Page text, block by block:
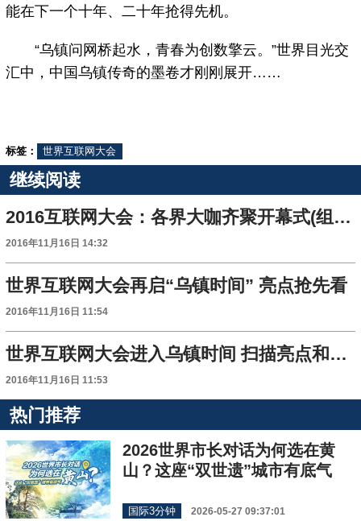
能在下一个十年、二十年抢得先机。
“乌镇问网桥起水，青春为创数擎云。”世界目光交
汇中，中国乌镇传奇的墨卷才刚刚展开……
标签： 世界互联网大会
继续阅读
2016互联网大会：各界大咖齐聚开幕式(组图)
2016年11月16日 14:32
世界互联网大会再启“乌镇时间” 亮点抢先看
2016年11月16日 11:54
世界互联网大会进入乌镇时间 扫描亮点和看点
2016年11月16日 11:53
热门推荐
2026世界市长对话为何选在黄
山？这座“双世遗”城市有底气
国际3分钟 2026-05-27 09:37:01